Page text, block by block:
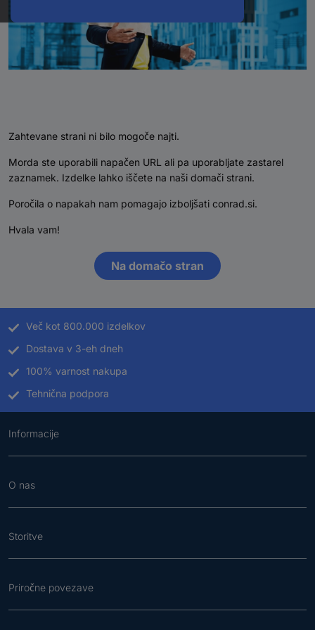
Zahtevane strani ni bilo mogoče najti.
Morda ste uporabili napačen URL ali pa uporabljate zastarel
zaznamek. Izdelke lahko iščete na naši domači strani.
Poročila o napakah nam pomagajo izboljšati conrad.si.
Hvala vam!
Na domačo stran
Več kot 800.000 izdelkov
Dostava v 3-eh dneh
100% varnost nakupa
Tehnična podpora
Informacije
O nas
Storitve
Priročne povezave